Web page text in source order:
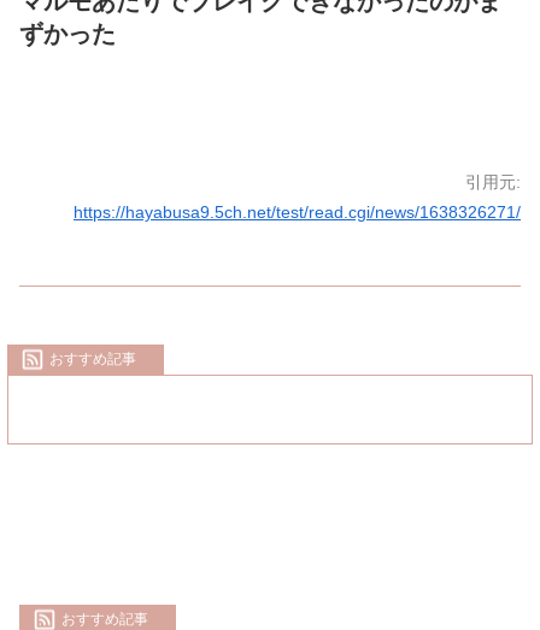
ずかった
引用元:
https://hayabusa9.5ch.net/test/read.cgi/news/1638326271/
おすすめ記事
おすすめ記事